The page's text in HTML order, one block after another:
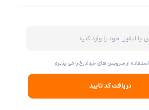
استفاده از سرویس های خردادرخ را می پذیرم
دریافت کد تایید